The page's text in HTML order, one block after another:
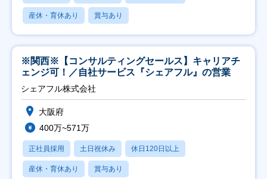
産休・育休あり 賞与あり
※関西※【コンサルティングセールス】キャリアチ
ェンジ可！／自社サービス『シェアフル』の営業
シェアフル株式会社
大阪府
400万~571万
正社員採用 土日祝休み 休日120日以上
産休・育休あり 賞与あり